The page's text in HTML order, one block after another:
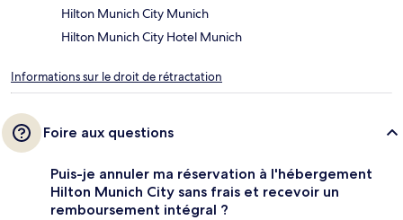
Hilton Munich City Munich
Hilton Munich City Hotel Munich
Informations sur le droit de rétractation
Foire aux questions
Puis-je annuler ma réservation à l'hébergement
Hilton Munich City sans frais et recevoir un
remboursement intégral ?